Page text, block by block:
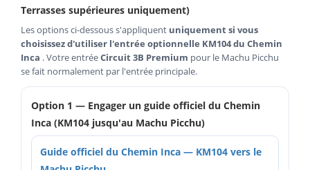
Terrasses supérieures uniquement)
Les options ci-dessous s'appliquent uniquement si vous
choisissez d'utiliser l'entrée optionnelle KM104 du Chemin
Inca . Votre entréeCircuit 3B Premium pour le Machu Picchu
se fait normalement par l'entrée principale.
Option 1 — Engager un guide officiel du Chemin
Inca (KM104 jusqu'au Machu Picchu)
Guide officiel du Chemin Inca — KM104 vers le